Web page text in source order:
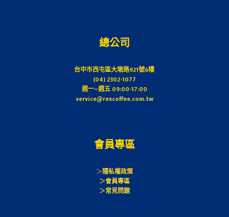
總公司
台中市西屯區大墩路921號6樓
(04) 2302-1077
週一~週五 09:00-17:00
service@rexcoffee.com.tw
會員專區
＞隱私權政策
＞會員專區
＞常見問題